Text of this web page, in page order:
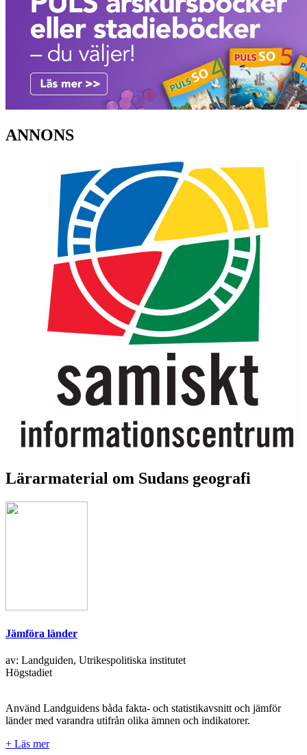
ANNONS
Lärarmaterial om Sudans geografi
Jämföra länder
av: Landguiden, Utrikespolitiska institutet
Högstadiet
Använd Landguidens båda fakta- och statistikavsnitt och jämför
länder med varandra utifrån olika ämnen och indikatorer.
+ Läs mer